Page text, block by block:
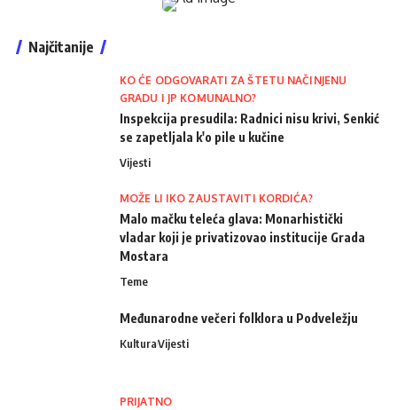
Najčitanije
KO ĆE ODGOVARATI ZA ŠTETU NAČINJENU
GRADU I JP KOMUNALNO?
Inspekcija presudila: Radnici nisu krivi, Senkić
se zapetljala k'o pile u kučine
Vijesti
MOŽE LI IKO ZAUSTAVITI KORDIĆA?
Malo mačku teleća glava: Monarhistički
vladar koji je privatizovao institucije Grada
Mostara
Teme
Međunarodne večeri folklora u Podveležju
KulturaVijesti
PRIJATNO